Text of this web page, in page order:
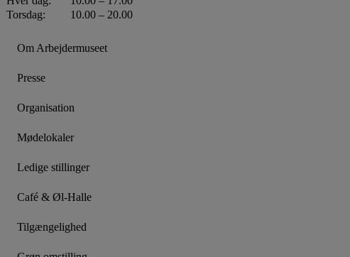
Torsdag:
10.00 – 20.00
Om Arbejdermuseet
Presse
Organisation
Mødelokaler
Ledige stillinger
Café & Øl-Halle
Tilgængelighed